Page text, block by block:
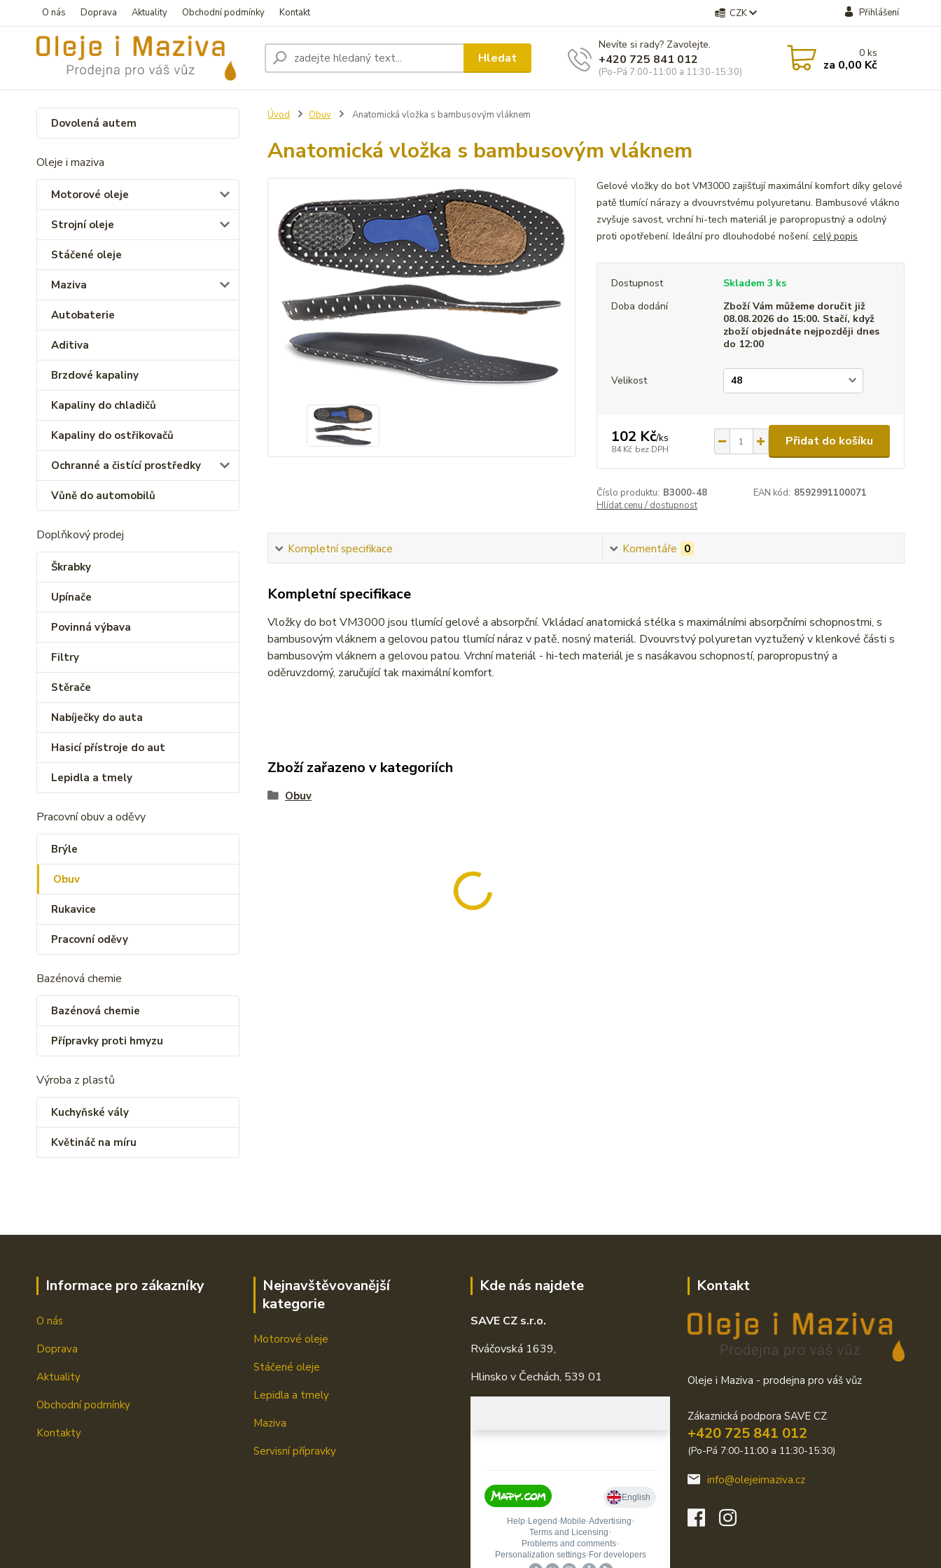
O nás Doprava Aktuality Obchodní podmínky Kontakt CZK Přihlášení
Hledat
Nevíte si rady? Zavolejte.
+420 725 841 012
(Po-Pá 7:00-11:00 a 11:30-15:30)
0ks
za 0,00 Kč
Dovolená autem
Oleje i maziva
Motorové oleje
Strojní oleje
Stáčené oleje
Maziva
Autobaterie
Aditiva
Brzdové kapaliny
Kapaliny do chladičů
Kapaliny do ostřikovačů
Ochranné a čistící prostředky
Vůně do automobilů
Doplňkový prodej
Škrabky
Upínače
Povinná výbava
Filtry
Stěrače
Nabíječky do auta
Hasicí přístroje do aut
Lepidla a tmely
Pracovní obuv a oděvy
Brýle
Obuv
Rukavice
Pracovní oděvy
Bazénová chemie
Bazénová chemie
Přípravky proti hmyzu
Výroba z plastů
Kuchyňské vály
Květináč na míru
Úvod Obuv Anatomická vložka s bambusovým vláknem
Anatomická vložka s bambusovým vláknem
Gelové vložky do bot VM3000 zajišťují maximální komfort díky gelové
patě tlumící nárazy a dvouvrstvému polyuretanu. Bambusové vlákno
zvyšuje savost, vrchní hi-tech materiál je paropropustný a odolný
proti opotřebení. Ideální pro dlouhodobé nošení. celý popis
Dostupnost
Skladem 3 ks
Doba dodání
Zboží Vám můžeme doručit již
08.08.2026 do 15:00. Stačí, když
zboží objednáte nejpozději dnes
do 12:00
Velikost
102 Kč/ks
84 Kč bez DPH
Přidat do košíku
Číslo produktu: B3000-48 EAN kód: 8592991100071
Hlídat cenu / dostupnost
Kompletní specifikace Komentáře 0
Kompletní specifikace
Vložky do bot VM3000 jsou tlumící gelové a absorpční. Vkládací anatomická stélka s maximálními absorpčními schopnostmi, s
bambusovým vláknem a gelovou patou tlumící náraz v patě, nosný materiál. Dvouvrstvý polyuretan vyztužený v klenkové části s
bambusovým vláknem a gelovou patou. Vrchní materiál - hi-tech materiál je s nasákavou schopností, paropropustný a
oděruvzdorný, zaručující tak maximální komfort.
Zboží zařazeno v kategoriích
Obuv
Informace pro zákazníky
O nás
Doprava
Aktuality
Obchodní podmínky
Kontakty
Nejnavštěvovanější
kategorie
Motorové oleje
Stáčené oleje
Lepidla a tmely
Maziva
Servisní přípravky
Kde nás najdete
SAVE CZ s.r.o.
Rváčovská 1639,
Hlinsko v Čechách, 539 01
Kontakt
Oleje i Maziva - prodejna pro váš vůz
Zákaznická podpora SAVE CZ
+420 725 841 012
(Po-Pá 7:00-11:00 a 11:30-15:30)
info@olejeimaziva.cz